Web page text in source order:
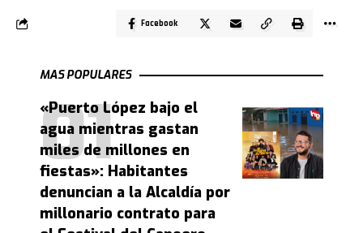
Facebook
MAS POPULARES
«Puerto López bajo el
agua mientras gastan
miles de millones en
fiestas»: Habitantes
denuncian a la Alcaldía por
millonario contrato para